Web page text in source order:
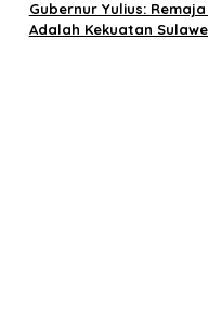
Gubernur Yulius:
Adalah Kekuatan